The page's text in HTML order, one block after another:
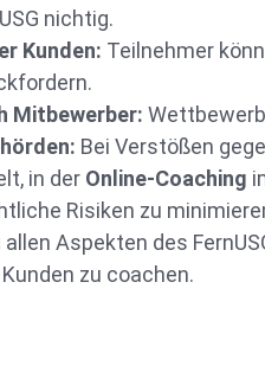
nichtig.
Kunden: Teilnehmer
Mitbewerber:
Bei Verstößen
in der Online-Coaching
Risiken zu
Aspekten des
zu coachen.